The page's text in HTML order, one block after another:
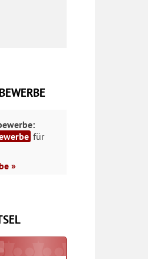
für
»